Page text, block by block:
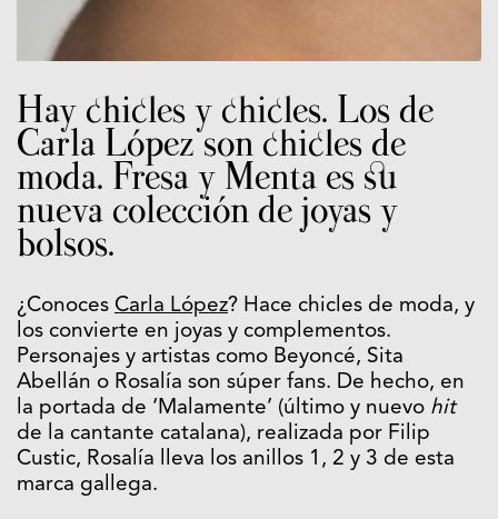
Hay chicles y chicles. Los de
Carla López son chicles de
moda. Fresa y Menta es su
nueva colección de joyas y
bolsos.
¿Conoces Carla López? Hace chicles de moda, y
los convierte en joyas y complementos.
Personajes y artistas como Beyoncé, Sita
Abellán o Rosalía son súper fans. De hecho, en
la portada de ‘Malamente’ (último y nuevo hit
de la cantante catalana), realizada por Filip
Custic, Rosalía lleva los anillos 1, 2 y 3 de esta
marca gallega.